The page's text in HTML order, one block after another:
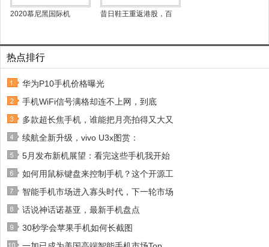
2020慕尼黑国际机 昔日鞋王重返港股，百
热点排行
华为P10手机价格曝光
手机WiFi信号满格却连不上网，到底
多款超长焦手机，谁能把月亮拍得又大又
续航全新升级，vivo U3x图赏：
5月发布新机展望：看完这些手机我开始
如何用鼠标键盘来控制手机？这个开源工
智能手机市场进入寡头时代，下一轮市场
话说神话诺基亚，最新手机盘点
30秒学会苹果手机如何长截图